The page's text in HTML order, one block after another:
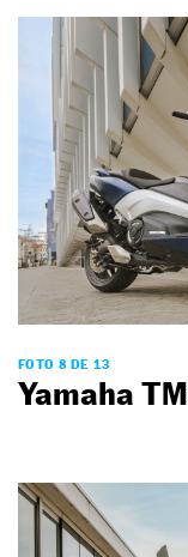
FOTO 8 DE 13
Yamaha